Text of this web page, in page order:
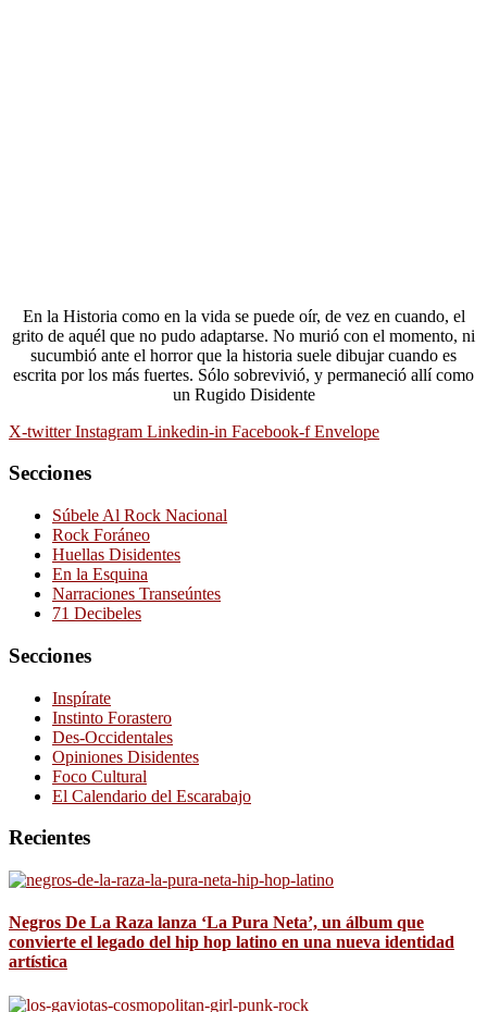
En la Historia como en la vida se puede oír, de vez en cuando, el
grito de aquél que no pudo adaptarse. No murió con el momento, ni
sucumbió ante el horror que la historia suele dibujar cuando es
escrita por los más fuertes. Sólo sobrevivió, y permaneció allí como
un Rugido Disidente
X-twitter Instagram Linkedin-in Facebook-f Envelope
Secciones
Súbele Al Rock Nacional
Rock Foráneo
Huellas Disidentes
En la Esquina
Narraciones Transeúntes
71 Decibeles
Secciones
Inspírate
Instinto Forastero
Des-Occidentales
Opiniones Disidentes
Foco Cultural
El Calendario del Escarabajo
Recientes
Negros De La Raza lanza ‘La Pura Neta’, un álbum que
convierte el legado del hip hop latino en una nueva identidad
artística